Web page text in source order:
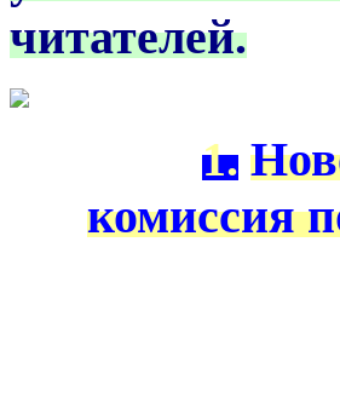
читателей.
1.
комиссия